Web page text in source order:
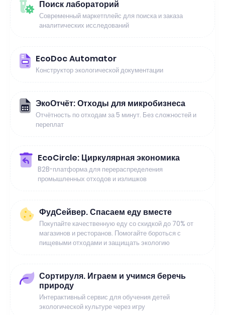
Поиск лабораторий
Современный маркетплейс для поиска и заказа
аналитических исследований
EcoDoc Automator
Конструктор экологической документации
ЭкоОтчёт: Отходы для микробизнеса
Отчётность по отходам за 5 минут. Без сложностей и
переплат
EcoCircle: Циркулярная экономика
B2B-платформа для перераспределения
промышленных отходов и излишков
ФудСейвер. Спасаем еду вместе
Покупайте качественную еду со скидкой до 70% от
магазинов и ресторанов. Помогайте бороться с
пищевыми отходами и защищать экологию
Сортируля. Играем и учимся беречь
природу
Интерактивный сервис для обучения детей
экологической культуре через игру